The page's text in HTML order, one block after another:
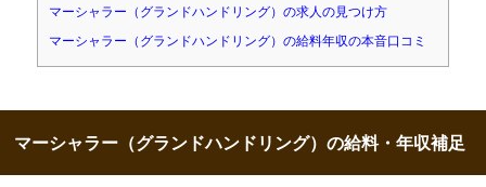
マーシャラー（グランドハンドリング）の求人の見つけ方
マーシャラー（グランドハンドリング）の給料年収の本音口コミ
マーシャラー（グランドハンドリング）の給料・年収補足